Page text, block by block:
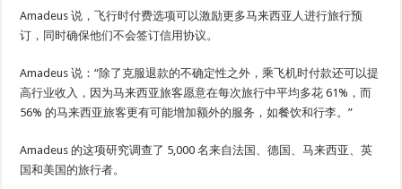
Amadeus 说，飞行时付费选项可以激励更多马来西亚人进行旅行预
订，同时确保他们不会签订信用协议。
Amadeus 说：“除了克服退款的不确定性之外，乘飞机时付款还可以提
高行业收入，因为马来西亚旅客愿意在每次旅行中平均多花 61%，而
56% 的马来西亚旅客更有可能增加额外的服务，如餐饮和行李。”
Amadeus 的这项研究调查了 5,000 名来自法国、德国、马来西亚、英
国和美国的旅行者。